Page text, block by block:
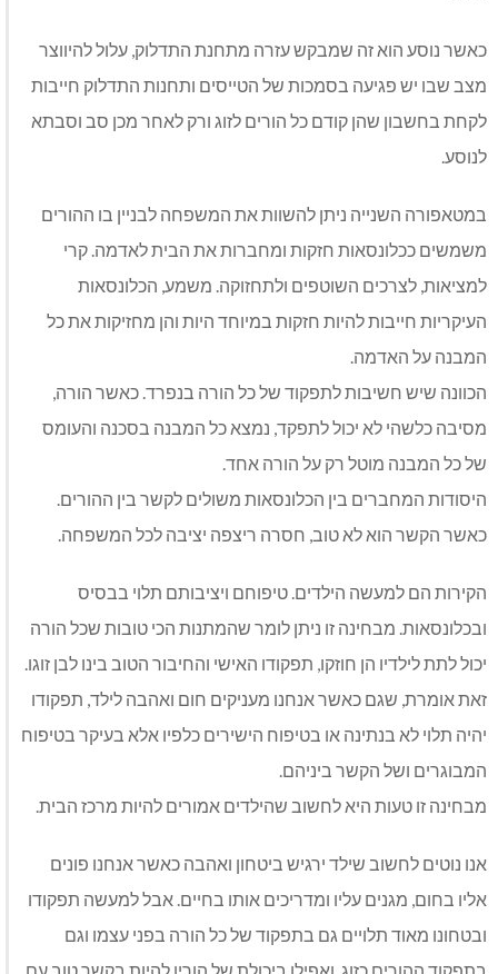
כאשר נוסע הוא זה שמבקש עזרה מתחנת התדלוק, עלול להיווצר
מצב שבו יש פגיעה בסמכות של הטייסים ותחנות התדלוק חייבות
לקחת בחשבון שהן קודם כל הורים לזוג ורק לאחר מכן סב וסבתא
לנוסע.
במטאפורה השנייה ניתן להשוות את המשפחה לבניין בו ההורים
משמשים ככלונסאות חזקות ומחברות את הבית לאדמה. קרי
למציאות, לצרכים השוטפים ולתחזוקה. משמע, הכלונסאות
העיקריות חייבות להיות חזקות במיוחד היות והן מחזיקות את כל
המבנה על האדמה.
הכוונה שיש חשיבות לתפקוד של כל הורה בנפרד. כאשר הורה,
מסיבה כלשהי לא יכול לתפקד, נמצא כל המבנה בסכנה והעומס
של כל המבנה מוטל רק על הורה אחד.
היסודות המחברים בין הכלונסאות משולים לקשר בין ההורים.
כאשר הקשר הוא לא טוב, חסרה ריצפה יציבה לכל המשפחה.
הקירות הם למעשה הילדים. טיפוחם ויציבותם תלוי בבסיס
ובכלונסאות. מבחינה זו ניתן לומר שהמתנות הכי טובות שכל הורה
יכול לתת לילדיו הן חוזקו, תפקודו האישי והחיבור הטוב בינו לבן זוגו.
זאת אומרת, שגם כאשר אנחנו מעניקים חום ואהבה לילד, תפקודו
יהיה תלוי לא בנתינה או בטיפוח הישירים כלפיו אלא בעיקר בטיפוח
המבוגרים ושל הקשר ביניהם.
מבחינה זו טעות היא לחשוב שהילדים אמורים להיות מרכז הבית.
אנו נוטים לחשוב שילד ירגיש ביטחון ואהבה כאשר אנחנו פונים
אליו בחום, מגנים עליו ומדריכים אותו בחיים. אבל למעשה תפקודו
ובטחונו מאוד תלויים גם בתפקוד של כל הורה בפני עצמו וגם